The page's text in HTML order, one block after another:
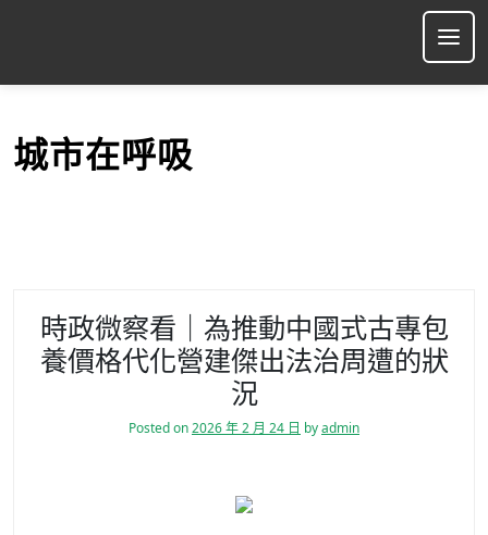
p
城市在呼吸
時政微察看｜為推動中國式古專包
養價格代化營建傑出法治周遭的狀
況
Posted on2026 年 2 月 24 日 byadmin